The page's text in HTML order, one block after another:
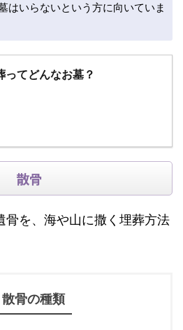
はいらないという方に向いていま
ってどんなお墓？
散骨
骨を、海や山に撒く埋葬方法
散骨の種類